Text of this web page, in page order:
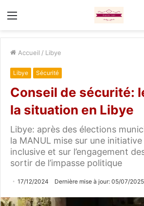
Menu
Accueil / Libye
Libye Sécurité
Conseil de sécurité:
la situation en Libye
Libye: après des élections
la MANUL mise sur une
inclusive et sur l’engagement
sortir de l’impasse politique
17/12/2024 Dernière mise à jour: 05/07/2025